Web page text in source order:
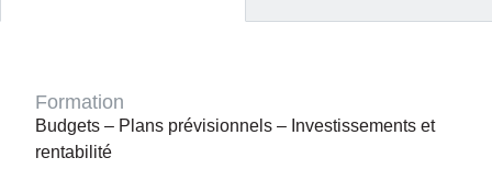
Formation
Budgets – Plans prévisionnels – Investissements et
rentabilité